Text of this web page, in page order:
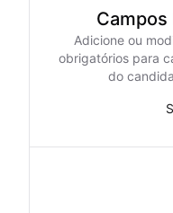
Adicione ou
obrigatórios para
do